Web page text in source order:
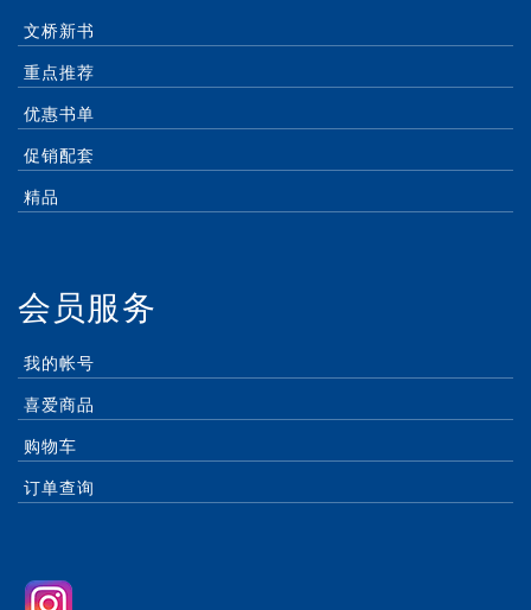
文桥新书
重点推荐
优惠书单
促销配套
精品
会员服务
我的帐号
喜爱商品
购物车
订单查询